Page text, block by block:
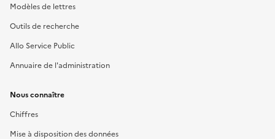
Modèles de lettres
Outils de recherche
Allo Service Public
Annuaire de l'administration
Nous connaître
Chiffres
Mise à disposition des données